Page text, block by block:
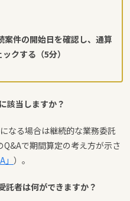
件の開始日を確認し、通算
クする（5分）
該当しますか？
なる場合は継続的な業務委託
Q&Aで期間算定の考え方が示さ
）。
託者は何ができますか？